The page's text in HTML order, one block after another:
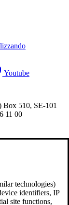
Youtube
510, SE-101
11 00
technologies)
identifiers, IP
site functions,